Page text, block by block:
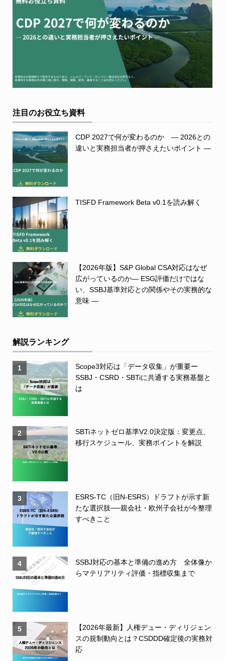
注目のお役立ち資料
CDP 2027で何が変わるのか ― 2026との
違いと実務担当者が押さえたいポイント ―
TISFD Framework Beta v0.1を読み解く
【2026年版】S&P Global CSA対応はなぜ
広がっているのか― ESG評価だけではな
い、SSBJ基準対応との関係やその実務的な
意味 ―
解説ランキング
1
Scope3対応は「データ収集」が重要ー
SSBJ・CSRD・SBTiに共通する実務基盤と
は
2
SBTiネットゼロ基準V2.0決定版：変更点、
移行スケジュール、実務ポイントを解説
3
ESRS-TC（旧N-ESRS）ドラフトが示す新
たな選択肢──親会社・欧州子会社が今整理
すべきこと
4
SSBJ対応の基本と準備の進め方 全体像か
らマテリアリティ評価・指標収集まで
5
【2026年最新】人権デュー・ディリジェン
スの規制動向とは？CSDDD確定後の実務対
応